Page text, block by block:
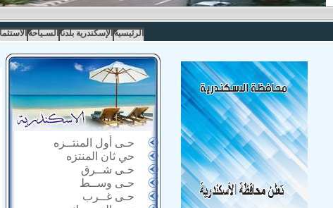
الرئيسية الإسكندرية بلدنا السـياحة
حـى أول المنتــزه
حي ثان المنتزه
حـى شــرق
حـى وســط
حـى غــرب